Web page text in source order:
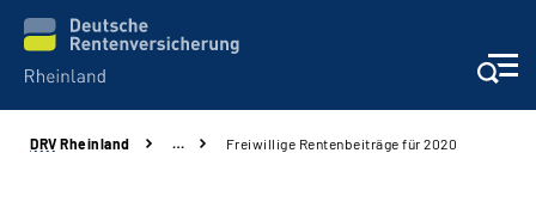
Aktuelles
DRV Rheinland … Freiwillige Rentenbeiträge für 2020